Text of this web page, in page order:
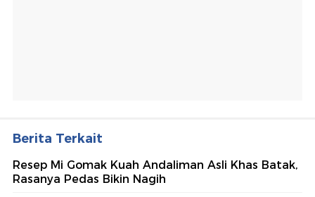
Berita Terkait
Resep Mi Gomak Kuah Andaliman Asli Khas Batak,
Rasanya Pedas Bikin Nagih